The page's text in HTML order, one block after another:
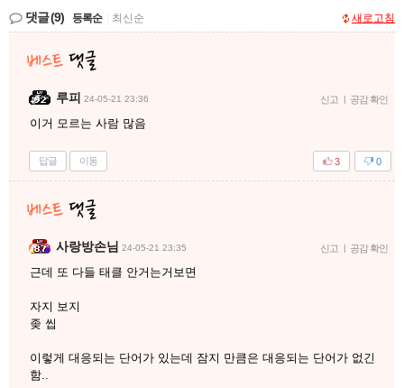
댓글(9) 등록순 최신순 새로고침
루피 24-05-21 23:36 신고 | 공감 확인
이거 모르는 사람 많음
답글 이동 0
3
사랑방손님 24-05-21 23:35 신고 | 공감 확인
근데 또 다들 태클 안거는거보면
자지 보지
좆 씹
이렇게 대응되는 단어가 있는데 잠지 만큼은 대응되는 단어가 없긴
함..